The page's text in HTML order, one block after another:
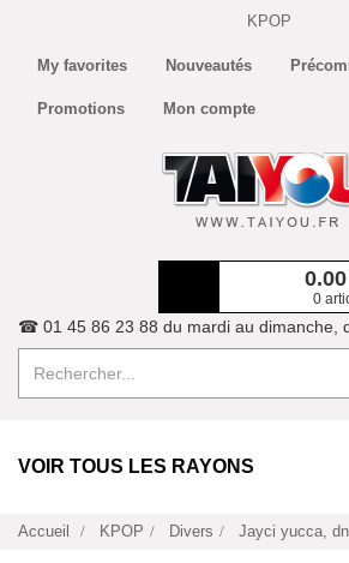
KPOP
My favorites Nouveautés
Promotions Mon compte
0.00
0
☎ 01 45 86 23 88 du mardi au dimanche,
VOIR TOUS LES RAYONS
Accueil KPOP Divers Jayci yucca,